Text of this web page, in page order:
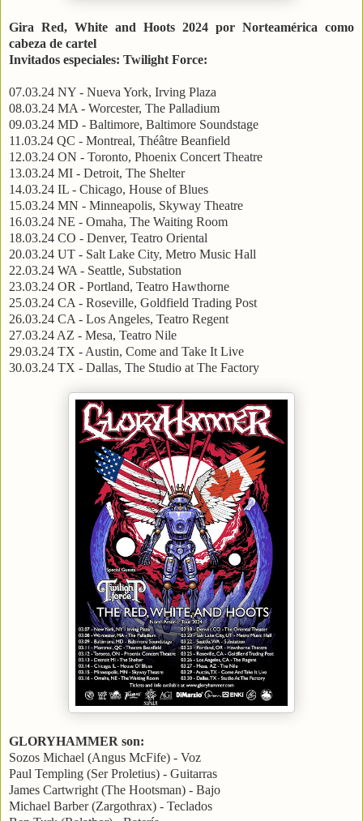
Gira Red, White and Hoots 2024 por Norteamérica como
cabeza de cartel
Invitados especiales: Twilight Force:
07.03.24 NY - Nueva York, Irving Plaza
08.03.24 MA - Worcester, The Palladium
09.03.24 MD - Baltimore, Baltimore Soundstage
11.03.24 QC - Montreal, Théâtre Beanfield
12.03.24 ON - Toronto, Phoenix Concert Theatre
13.03.24 MI - Detroit, The Shelter
14.03.24 IL - Chicago, House of Blues
15.03.24 MN - Minneapolis, Skyway Theatre
16.03.24 NE - Omaha, The Waiting Room
18.03.24 CO - Denver, Teatro Oriental
20.03.24 UT - Salt Lake City, Metro Music Hall
22.03.24 WA - Seattle, Substation
23.03.24 OR - Portland, Teatro Hawthorne
25.03.24 CA - Roseville, Goldfield Trading Post
26.03.24 CA - Los Angeles, Teatro Regent
27.03.24 AZ - Mesa, Teatro Nile
29.03.24 TX - Austin, Come and Take It Live
30.03.24 TX - Dallas, The Studio at The Factory
GLORYHAMMER son:
Sozos Michael (Angus McFife) - Voz
Paul Templing (Ser Proletius) - Guitarras
James Cartwright (The Hootsman) - Bajo
Michael Barber (Zargothrax) - Teclados